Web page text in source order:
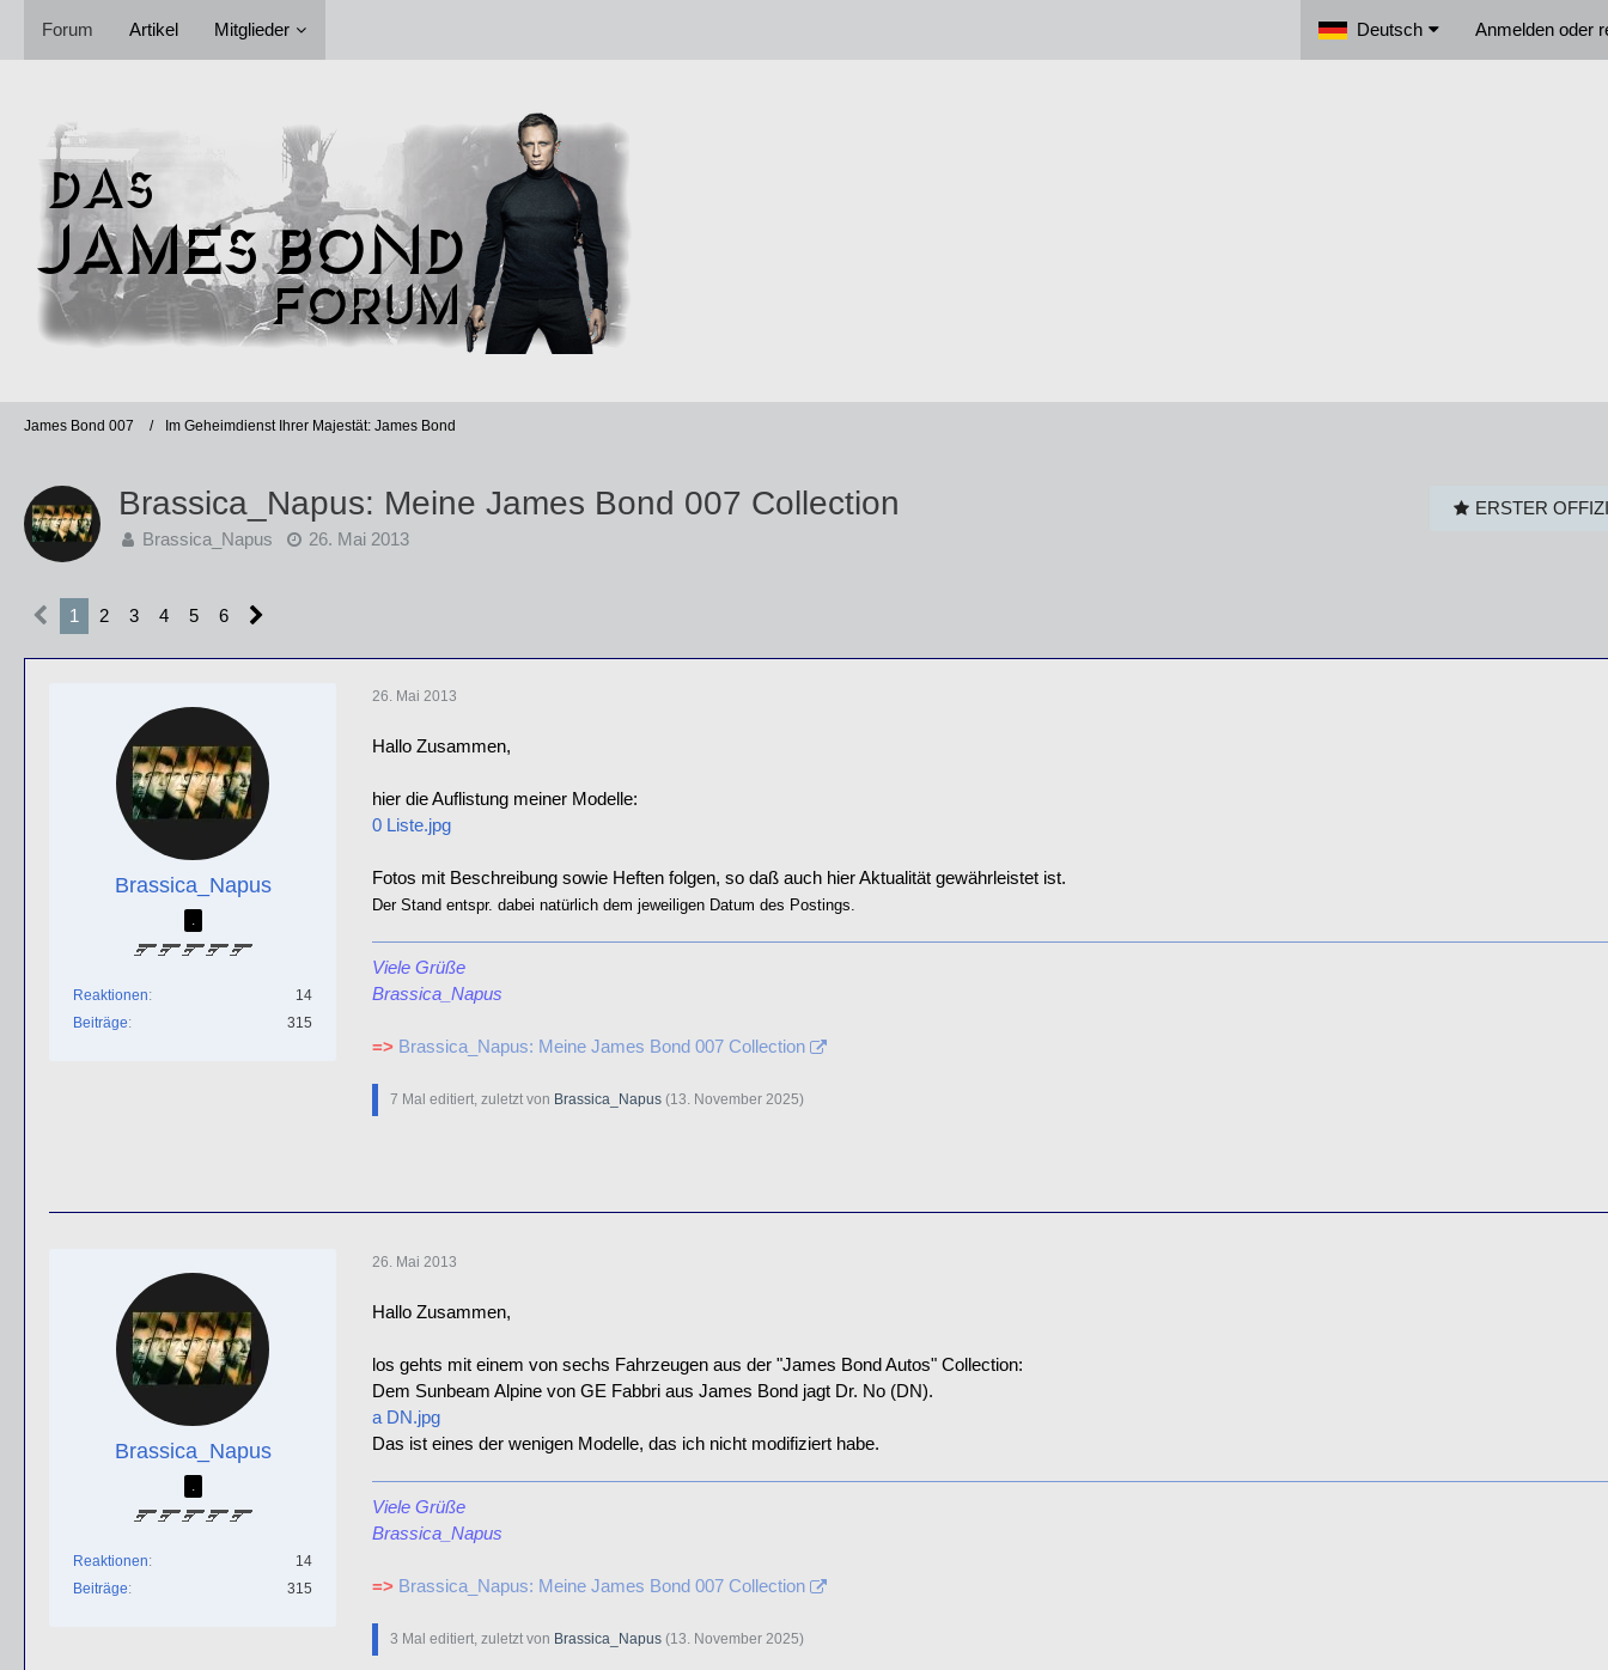
Forum Artikel Mitglieder Deutsch Anmelden oder
James Bond 007 Im Geheimdienst Ihrer Majestät: James Bond
Brassica_Napus: Meine James Bond 007 Collection
Brassica_Napus 26. Mai 2013
ERSTER
1 2 3 4 5 6
Brassica_Napus
Reaktionen
14
Beiträge
315
26. Mai 2013
Hallo Zusammen,
hier die Auflistung meiner Modelle:
0 Liste.jpg
Fotos mit Beschreibung sowie Heften folgen, so daß auch hier Aktualität gewährleistet ist.
Der Stand entspr. dabei natürlich dem jeweiligen Datum des Postings.
Viele Grüße
Brassica_Napus
=> Brassica_Napus: Meine James Bond 007 Collection
7 Mal editiert, zuletzt von Brassica_Napus (13. November 2025)
Brassica_Napus
Reaktionen
14
Beiträge
315
26. Mai 2013
Hallo Zusammen,
los gehts mit einem von sechs Fahrzeugen aus der "James Bond Autos" Collection:
Dem Sunbeam Alpine von GE Fabbri aus James Bond jagt Dr. No (DN).
a DN.jpg
Das ist eines der wenigen Modelle, das ich nicht modifiziert habe.
Viele Grüße
Brassica_Napus
=> Brassica_Napus: Meine James Bond 007 Collection
3 Mal editiert, zuletzt von Brassica_Napus (13. November 2025)